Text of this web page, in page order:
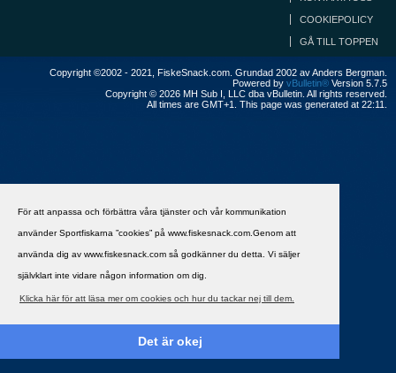
För att anpassa och förbättra våra tjänster och vår kommunikation
använder Sportfiskarna ”cookies” på www.fiskesnack.com.Genom att
använda dig av www.fiskesnack.com så godkänner du detta. Vi säljer
självklart inte vidare någon information om dig.
Klicka här för att läsa mer om cookies och hur du tackar nej till dem.
Det är okej
COOKIEPOLICY
GÅ TILL TOPPEN
Copyright ©2002 - 2021, FiskeSnack.com. Grundad 2002 av Anders Bergman.
Powered by vBulletin® Version 5.7.5
Copyright © 2026 MH Sub I, LLC dba vBulletin. All rights reserved.
All times are GMT+1. This page was generated at 22:11.